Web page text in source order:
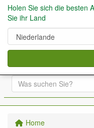
Home
Holen Sie sich die besten
Sie ihr Land